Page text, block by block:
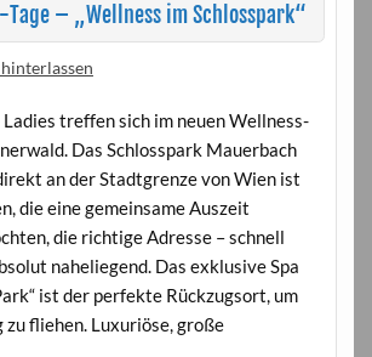
Tage – „Wellness im Schlosspark“
treffen sich im neuen Wellness-
Das Schlosspark Mauerbach
an der Stadtgrenze von Wien ist
die eine gemeinsame Auszeit
die richtige Adresse – schnell
naheliegend. Das exklusive Spa
ist der perfekte Rückzugsort, um
zu fliehen. Luxuriöse, große